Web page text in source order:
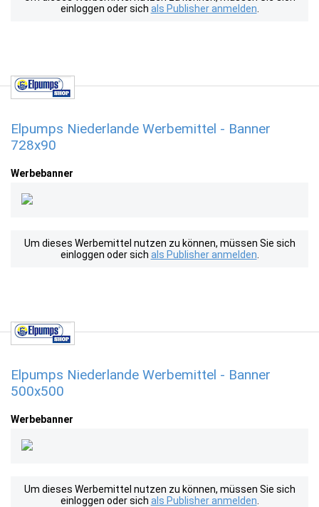
einloggen oder sich als Publisher anmelden
Elpumps Niederlande Werbemittel - Banner
728x90
Werbebanner
Um dieses Werbemittel nutzen zu können, müssen Sie sich
einloggen oder sich als Publisher anmelden
Elpumps Niederlande Werbemittel - Banner
500x500
Werbebanner
Um dieses Werbemittel nutzen zu können, müssen Sie sich
einloggen oder sich als Publisher anmelden